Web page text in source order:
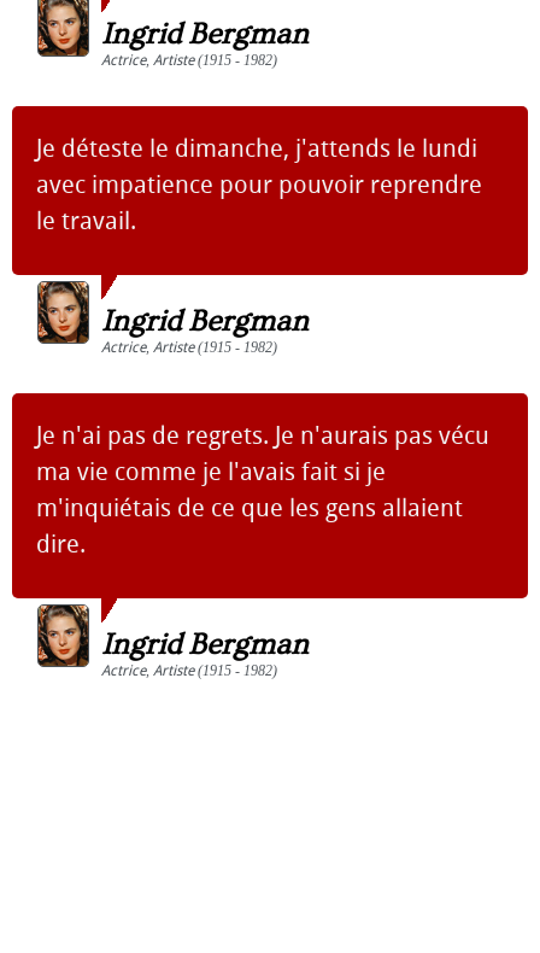
Ingrid Bergman
Actrice, Artiste(1915 - 1982)
Je déteste le dimanche, j'attends le lundi
avec impatience pour pouvoir reprendre
le travail.
Ingrid Bergman
Actrice, Artiste(1915 - 1982)
Je n'ai pas de regrets. Je n'aurais pas vécu
ma vie comme je l'avais fait si je
m'inquiétais de ce que les gens allaient
dire.
Ingrid Bergman
Actrice, Artiste(1915 - 1982)